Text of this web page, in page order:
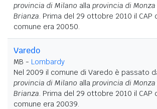
provincia di Milano alla provincia di Monza
Brianza. Prima del 29 ottobre 2010 il CAP
comune era 20050.
Varedo
MB - Lombardy
Nel 2009 il comune di Varedo è passato
provincia di Milano alla provincia di Monza
Brianza. Prima del 29 ottobre 2010 il CAP
comune era 20039.